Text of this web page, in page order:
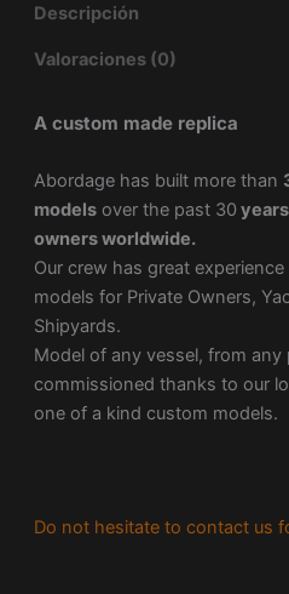
Descripción
Valoraciones (0)
A custom made replica
Abordage has built more than
modelsover the past 30 years
owners worldwide.
Our crew has great
models for Private Owners,
Shipyards.
Model of any vessel, from any
commissioned thanks to our
one of a kind custom models.
Do not hesitate to contact us